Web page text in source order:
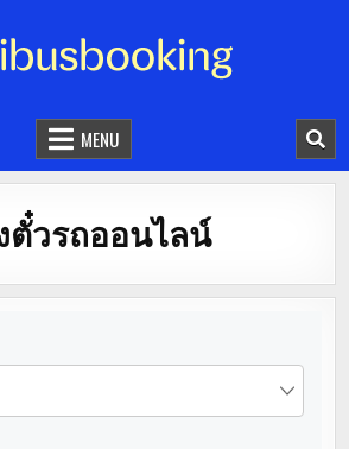
น์ 24 ชั่วโมง
MENU
ตั๋วรถออนไลน์